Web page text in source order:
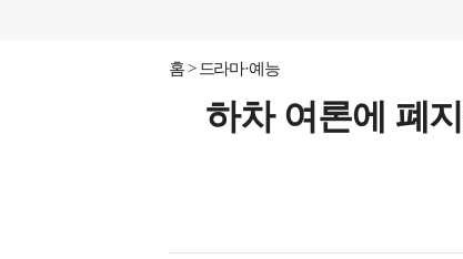
홈 드라마·예능
하차 여론에 폐